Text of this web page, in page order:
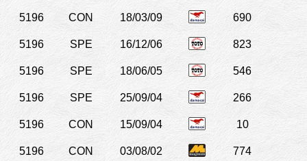
5196 CON 18/03/09 690
5196 SPE 16/12/06 823
5196 SPE 18/06/05 546
5196 SPE 25/09/04 266
5196 CON 15/09/04 10
5196 CON 03/08/02 774